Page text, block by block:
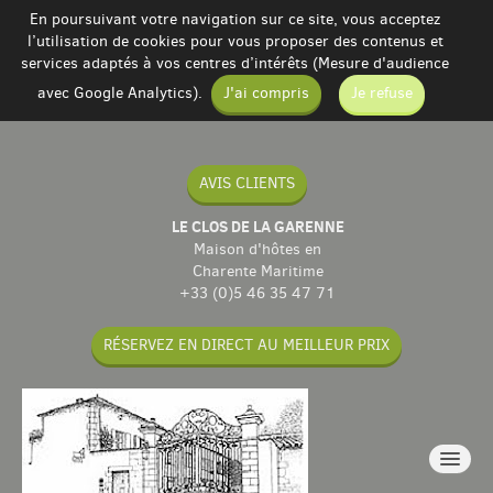
En poursuivant votre navigation sur ce site, vous acceptez
l’utilisation de cookies pour vous proposer des contenus et
services adaptés à vos centres d’intérêts (Mesure d'audience
avec Google Analytics).
J'ai compris Je refuse
AVIS CLIENTS
LE CLOS DE LA GARENNE
Maison d'hôtes en
Charente Maritime
+33 (0)5 46 35 47 71
RÉSERVEZ EN DIRECT AU MEILLEUR PRIX